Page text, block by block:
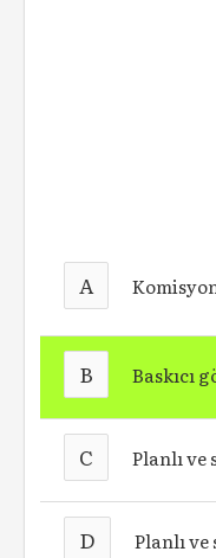
A
B Baskıcı
C Planlı
D Planlı